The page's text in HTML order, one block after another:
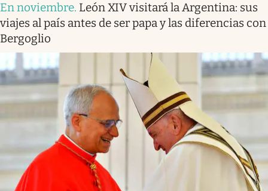
En noviembre. León XIV visitará la Argentina: sus
viajes al país antes de ser papa y las diferencias con
Bergoglio